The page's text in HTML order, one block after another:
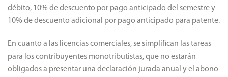
débito, 10% de descuento por pago anticipado del semestre y
10% de descuento adicional por pago anticipado para patente.
En cuanto a las licencias comerciales, se simplifican las tareas
para los contribuyentes monotributistas, que no estarán
obligados a presentar una declaración jurada anual y el abono